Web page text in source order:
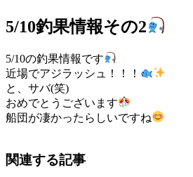
5/10釣果情報その2
5/10の釣果情報です
近場でアジラッシュ！！！
と、サバ(笑)
おめでとうございます
船団が凄かったらしいですね
関連する記事